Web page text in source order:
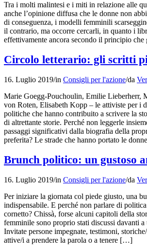
Tra i molti malintesi e i miti in relazione alle
anche l’opinione diffusa che le donne non
di conseguenza, i modelli femminili
il contrario, ma occorre cercarli, in quanto i
effettivamente ancora secondo il principio
Circolo letterario: gli scritti
16. Luglio 2019/in Consigli per l'azione/da
Marie Goegg-Pouchoulin, Emilie Lieberherr,
von Roten, Elisabeth Kopp – le attiviste per i
politiche che hanno contribuito a scrivere la
di altrettante storie. Perché non leggerle
passaggi significativi dalla biografia della
preferita? Le strade che hanno portato le
Brunch politico: un gustoso
16. Luglio 2019/in Consigli per l'azione/da
Per iniziare la giornata col piede giusto, una
indispensabile. E perché non parlare di
cornetto? Chissà, forse alcuni capitoli della
femminile sono proprio stati discussi davanti
Invitate persone impegnate, testimoni,
attive/i a prendere la parola o a tenere […]